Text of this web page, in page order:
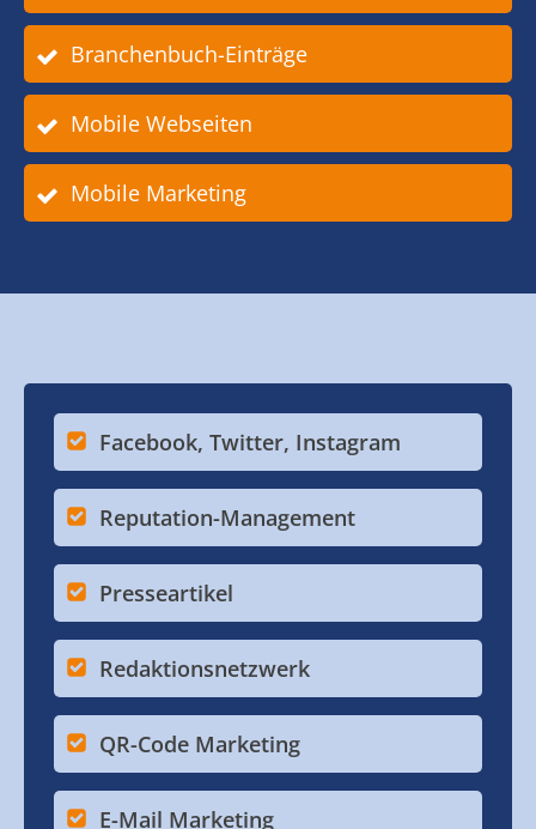
Branchenbuch-Einträge
Mobile Webseiten
Mobile Marketing
Facebook, Twitter, Instagram
Reputation-Management
Presseartikel
Redaktionsnetzwerk
QR-Code Marketing
E-Mail Marketing